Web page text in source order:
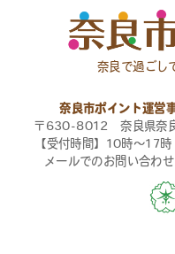
奈良で過ごし
奈良市ポイント運営
〒630-8012 奈良県奈
【受付時間】10時〜17
メールでのお問い合わ